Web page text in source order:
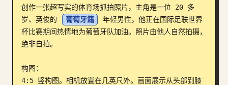
下载
博客
更新
创作一张超写实的体育场抓拍照片，主角是一位 20 多
岁、英俊的
葡萄牙籍
年轻男性，他正在国际足联世界
杯比赛期间热情地为葡萄牙队加油。照片由他人自然拍摄，
绝非自拍。
构图：
4:5 竖构图。相机放置在几英尺外。画面展示从头部到膝